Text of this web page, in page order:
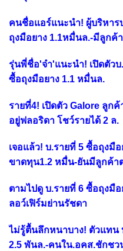
คนชื่อแอร์แนะนำ! ผู้บริหาร
ถุงมือยาง 1.1หมื่นล.-มีลูกค้
รุ่นพี่ชื่อ'จ๋า'แนะนำ! เปิดตัว
ซื้อถุงมือยาง 1.1 หมื่นล.
รายที่4! เปิดตัว Galore ลูก
อยู่ฟลอริดา โชว์รายได้ 2 ล.
เจอแล้ว! บ.รายที่ 5 ซื้อถุงมื
ขาดทุน1.2 หมื่น-ยันมีลูกค้า
ตามไปดู บ.รายที่ 6 ซื้อถุงมื
ลอว์เฟิร์มย่านรัชดา
ไม่รู้ตื้นลึกหนาบาง! ตัวแทน
2.5 พันล.-คนใน.อคส.ชักชว